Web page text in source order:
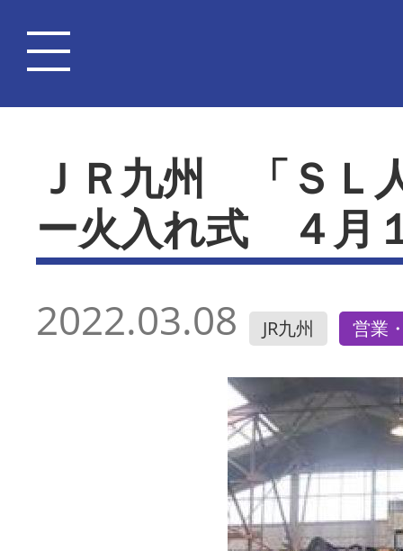
ＪＲ九州 「ＳＬ
ー火入れ式 ４月
2022.03.08 JR九州 営業